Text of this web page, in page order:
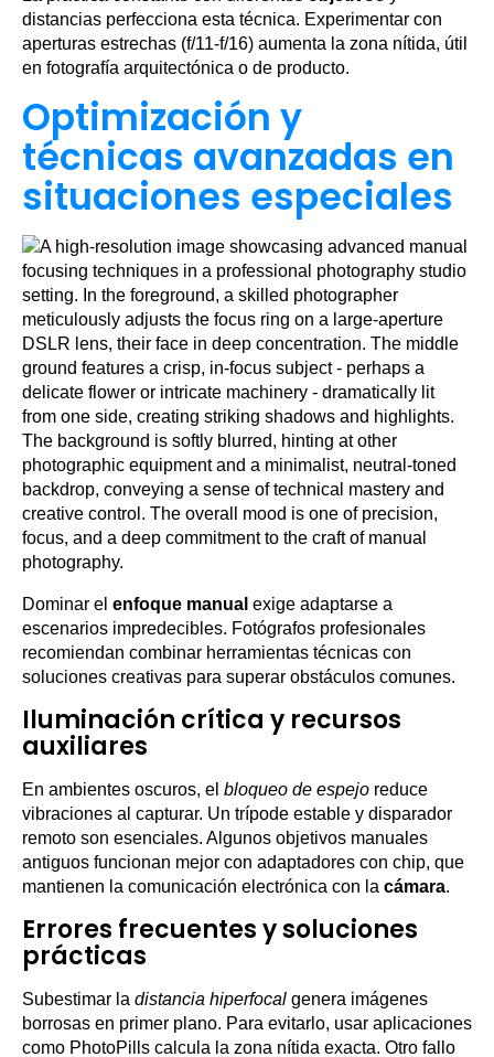
distancias perfecciona esta técnica. Experimentar con
aperturas estrechas (f/11-f/16) aumenta la zona nítida, útil
en fotografía arquitectónica o de producto.
Optimización y
técnicas avanzadas en
situaciones especiales
Dominar el enfoque manual exige adaptarse a
escenarios impredecibles. Fotógrafos profesionales
recomiendan combinar herramientas técnicas con
soluciones creativas para superar obstáculos comunes.
Iluminación crítica y recursos
auxiliares
En ambientes oscuros, el bloqueo de espejo reduce
vibraciones al capturar. Un trípode estable y disparador
remoto son esenciales. Algunos objetivos manuales
antiguos funcionan mejor con adaptadores con chip, que
mantienen la comunicación electrónica con la cámara.
Errores frecuentes y soluciones
prácticas
Subestimar la distancia hiperfocal genera imágenes
borrosas en primer plano. Para evitarlo, usar aplicaciones
como PhotoPills calcula la zona nítida exacta. Otro fallo